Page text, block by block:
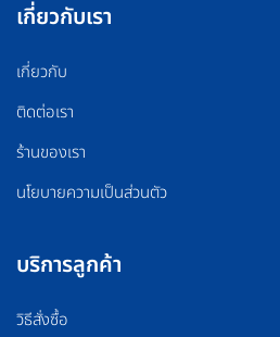
เกี่ยวกับเรา
เกี่ยวกับ
ติดต่อเรา
ร้านของเรา
นโยบายความเป็นส่วนตัว
บริการลูกค้า
วิธีสั่งซื้อ